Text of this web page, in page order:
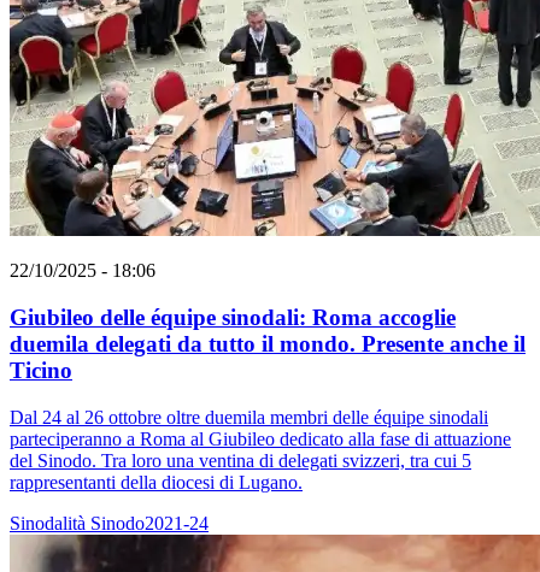
22/10/2025 - 18:06
Giubileo delle équipe sinodali: Roma accoglie
duemila delegati da tutto il mondo. Presente anche il
Ticino
Dal 24 al 26 ottobre oltre duemila membri delle équipe sinodali
parteciperanno a Roma al Giubileo dedicato alla fase di attuazione
del Sinodo. Tra loro una ventina di delegati svizzeri, tra cui 5
rappresentanti della diocesi di Lugano.
Sinodalità Sinodo2021-24